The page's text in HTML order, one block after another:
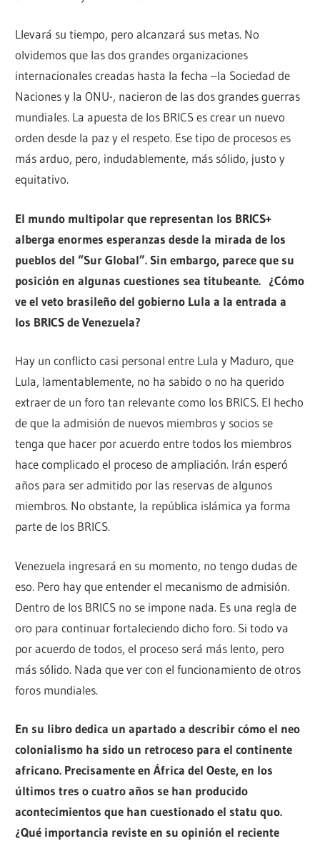
Llevará su tiempo, pero alcanzará sus metas. No
olvidemos que las dos grandes organizaciones
internacionales creadas hasta la fecha –la Sociedad de
Naciones y la ONU-, nacieron de las dos grandes guerras
mundiales. La apuesta de los BRICS es crear un nuevo
orden desde la paz y el respeto. Ese tipo de procesos es
más arduo, pero, indudablemente, más sólido, justo y
equitativo.
El mundo multipolar que representan los BRICS+
alberga enormes esperanzas desde la mirada de los
pueblos del “Sur Global”. Sin embargo, parece que su
posición en algunas cuestiones sea titubeante. ¿Cómo
ve el veto brasileño del gobierno Lula a la entrada a
los BRICS de Venezuela?
Hay un conflicto casi personal entre Lula y Maduro, que
Lula, lamentablemente, no ha sabido o no ha querido
extraer de un foro tan relevante como los BRICS. El hecho
de que la admisión de nuevos miembros y socios se
tenga que hacer por acuerdo entre todos los miembros
hace complicado el proceso de ampliación. Irán esperó
años para ser admitido por las reservas de algunos
miembros. No obstante, la república islámica ya forma
parte de los BRICS.
Venezuela ingresará en su momento, no tengo dudas de
eso. Pero hay que entender el mecanismo de admisión.
Dentro de los BRICS no se impone nada. Es una regla de
oro para continuar fortaleciendo dicho foro. Si todo va
por acuerdo de todos, el proceso será más lento, pero
más sólido. Nada que ver con el funcionamiento de otros
foros mundiales.
En su libro dedica un apartado a describir cómo el neo
colonialismo ha sido un retroceso para el continente
africano. Precisamente en África del Oeste, en los
últimos tres o cuatro años se han producido
acontecimientos que han cuestionado el statu quo.
¿Qué importancia reviste en su opinión el reciente